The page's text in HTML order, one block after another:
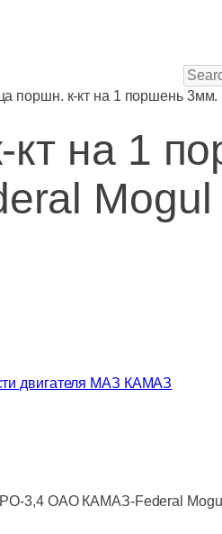
поршн. к-кт на 1 поршень
кт на 1
Mogul
двигателя МАЗ КАМАЗ
3,4 ОАО КАМАЗ-Federal Mogul